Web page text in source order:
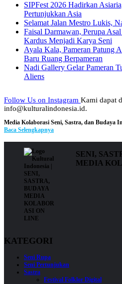
SIPFest 2026 Hadirkan
Pertunjukkan Asia
Selamat Jalan Mestro Lukis,
Faisal Darmawan, Perupa
Kardus Menjadi Karya Seni
Ayala Kala, Pameran Patung
Baru Ruang Berpameran
Nadi Gallery Gelar Pameran
Aliens
Follow Us on Instagram Kami dapat
info@kulturalindonesia.id.
Media Kolaborasi Seni, Sastra, dan Budaya
Baca Selengkapnya
SENI,
MEDIA
KATEGORI
Seni Rupa
Seni Pertunjukan
Sastra
Festival Folklor Digital